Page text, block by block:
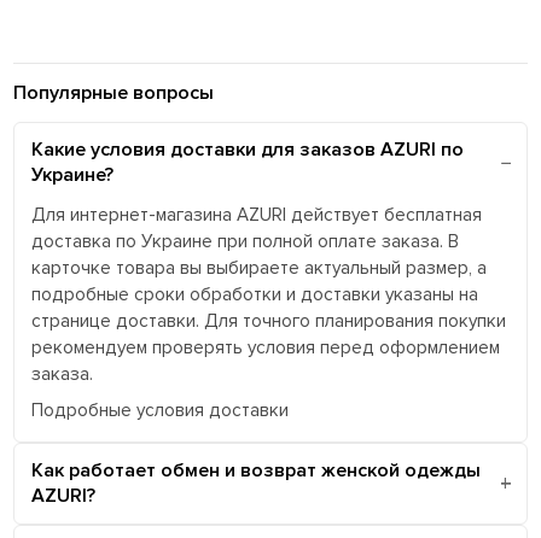
Популярные вопросы
Какие условия доставки для заказов AZURI по
Украине?
Для интернет-магазина AZURI действует бесплатная
доставка по Украине при полной оплате заказа. В
карточке товара вы выбираете актуальный размер, а
подробные сроки обработки и доставки указаны на
странице доставки. Для точного планирования покупки
рекомендуем проверять условия перед оформлением
заказа.
Подробные условия доставки
Как работает обмен и возврат женской одежды
AZURI?